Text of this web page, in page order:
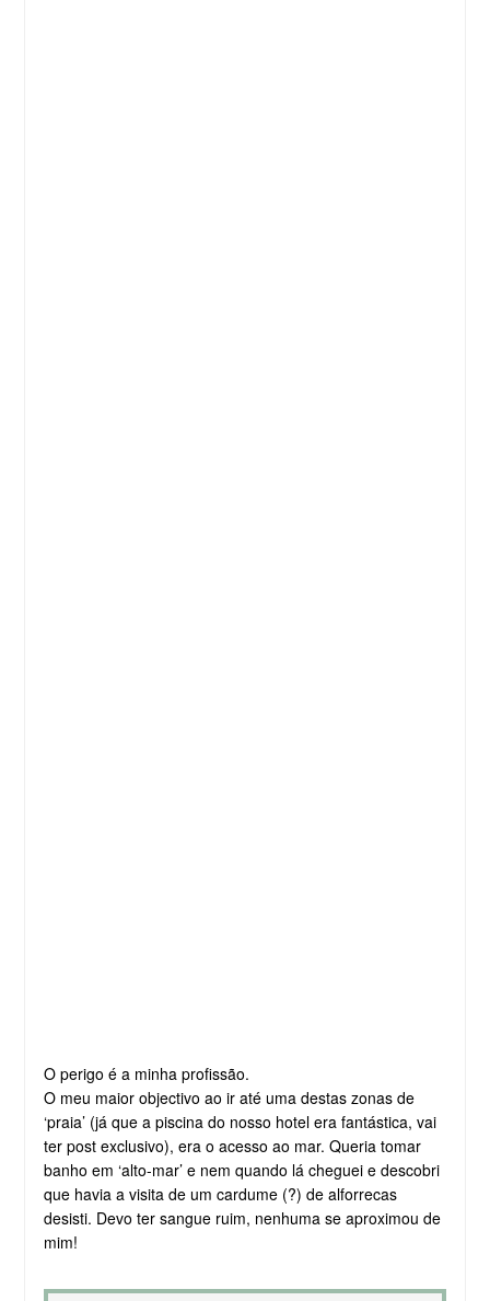
O perigo é a minha profissão.
O meu maior objectivo ao ir até uma destas zonas de
‘praia’ (já que a piscina do nosso hotel era fantástica, vai
ter post exclusivo), era o acesso ao mar. Queria tomar
banho em ‘alto-mar’ e nem quando lá cheguei e descobri
que havia a visita de um cardume (?) de alforrecas
desisti. Devo ter sangue ruim, nenhuma se aproximou de
mim!